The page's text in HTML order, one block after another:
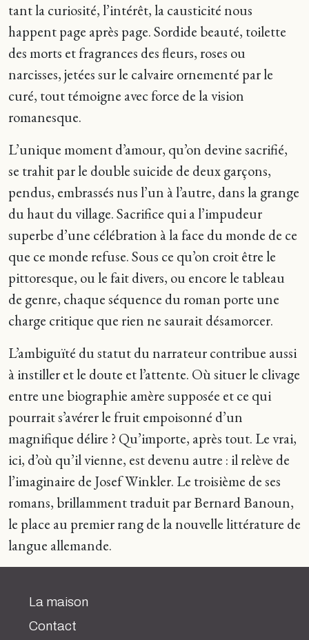
tant la curiosité, l’intérêt, la causticité nous
happent page après page. Sordide beauté, toilette
des morts et fragrances des fleurs, roses ou
narcisses, jetées sur le calvaire ornementé par le
curé, tout témoigne avec force de la vision
romanesque.
L’unique moment d’amour, qu’on devine sacrifié,
se trahit par le double suicide de deux garçons,
pendus, embrassés nus l’un à l’autre, dans la grange
du haut du village. Sacrifice qui a l’impudeur
superbe d’une célébration à la face du monde de ce
que ce monde refuse. Sous ce qu’on croit être le
pittoresque, ou le fait divers, ou encore le tableau
de genre, chaque séquence du roman porte une
charge critique que rien ne saurait désamorcer.
L’ambiguïté du statut du narrateur contribue aussi
à instiller et le doute et l’attente. Où situer le clivage
entre une biographie amère supposée et ce qui
pourrait s’avérer le fruit empoisonné d’un
magnifique délire ? Qu’importe, après tout. Le vrai,
ici, d’où qu’il vienne, est devenu autre : il relève de
l’imaginaire de Josef Winkler. Le troisième de ses
romans, brillamment traduit par Bernard Banoun,
le place au premier rang de la nouvelle littérature de
langue allemande.
La maison
Contact